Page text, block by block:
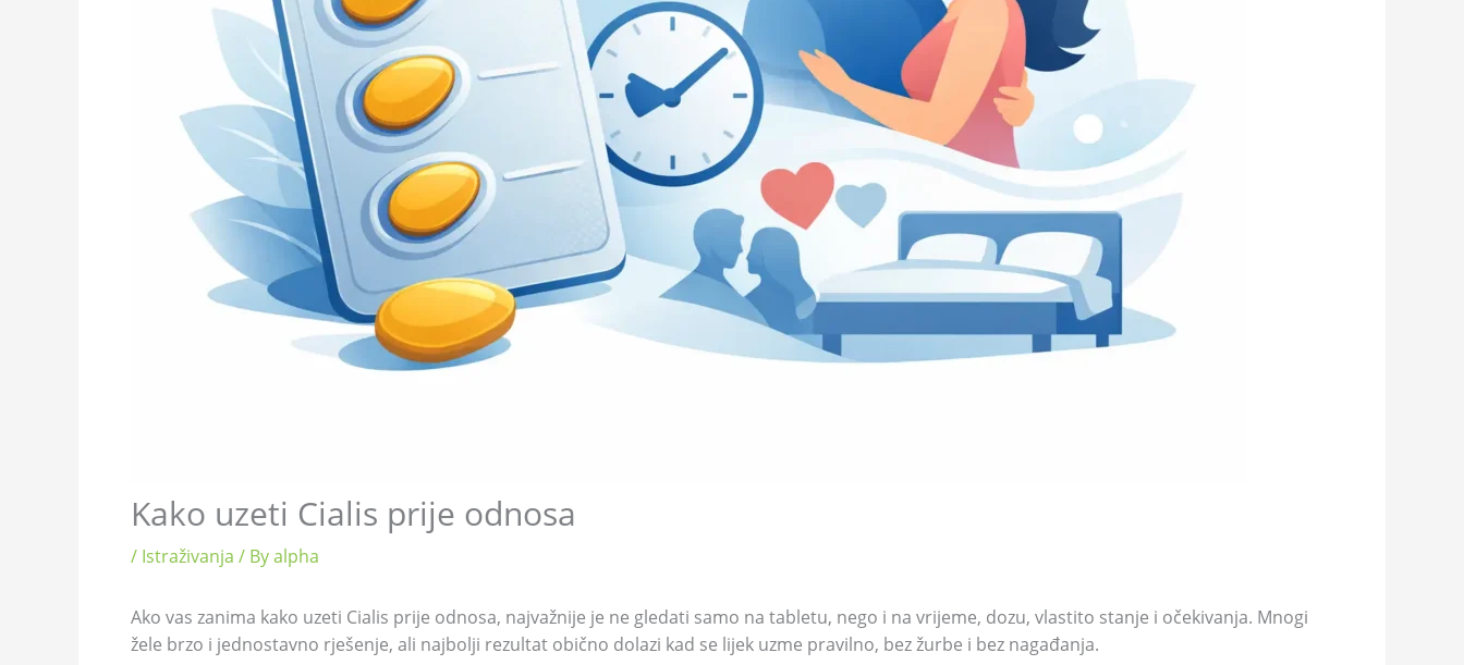
Kako uzeti Cialis prije odnosa
/ Istraživanja / Byalpha
Ako vas zanima kako uzeti Cialis prije odnosa, najvažnije je ne gledati samo na tabletu, nego i na vrijeme, dozu, vlastito stanje i očekivanja. Mnogi
žele brzo i jednostavno rješenje, ali najbolji rezultat obično dolazi kad se lijek uzme pravilno, bez žurbe i bez nagađanja.